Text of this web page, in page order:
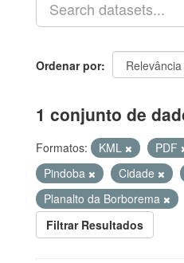
Ordenar por
1 conjunto de
Formatos: KML PDF
Pindoba
Cidade
Planalto da Borborema
Filtrar Resultados